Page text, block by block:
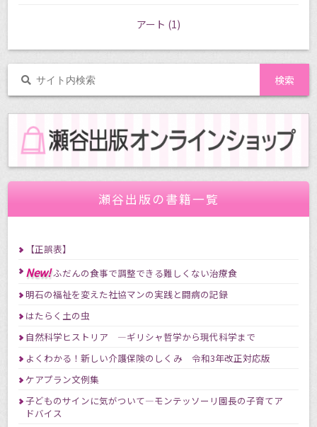
アート (1)
瀬谷出版の書籍一覧
【正誤表】
New!ふだんの食事で調整できる難しくない治療食
明石の福祉を変えた社協マンの実践と闘病の記録
はたらく土の虫
自然科学ヒストリア ―ギリシャ哲学から現代科学まで
よくわかる！新しい介護保険のしくみ 令和3年改正対応版
ケアプラン文例集
子どものサインに気がついて―モンテッソーリ園長の子育てア
ドバイス